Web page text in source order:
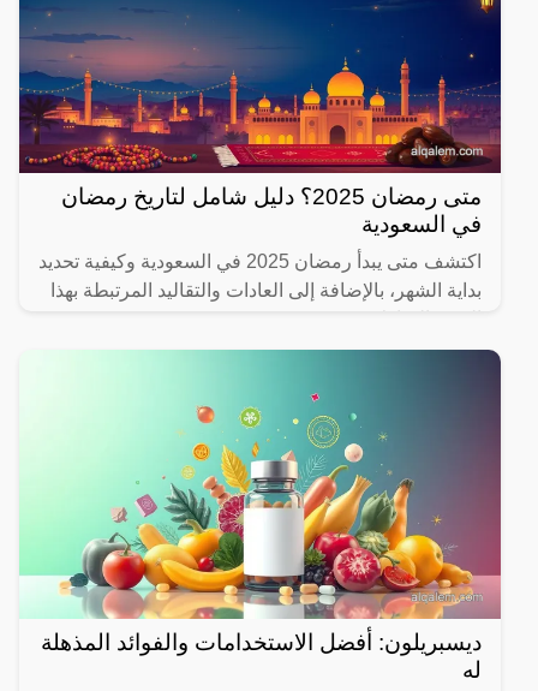
متى رمضان 2025؟ دليل شامل لتاريخ رمضان
في السعودية
اكتشف متى يبدأ رمضان 2025 في السعودية وكيفية تحديد
بداية الشهر، بالإضافة إلى العادات والتقاليد المرتبطة بهذا
ديسبريلون: أفضل الاستخدامات والفوائد المذهلة
له